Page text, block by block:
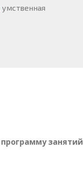
умственная
занятий